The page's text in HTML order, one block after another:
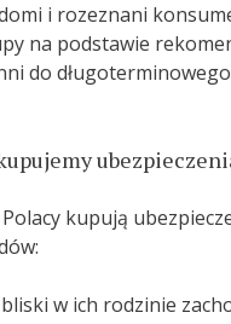
i rozeznani
na podstawie
do
kupują
w ich rodzinie